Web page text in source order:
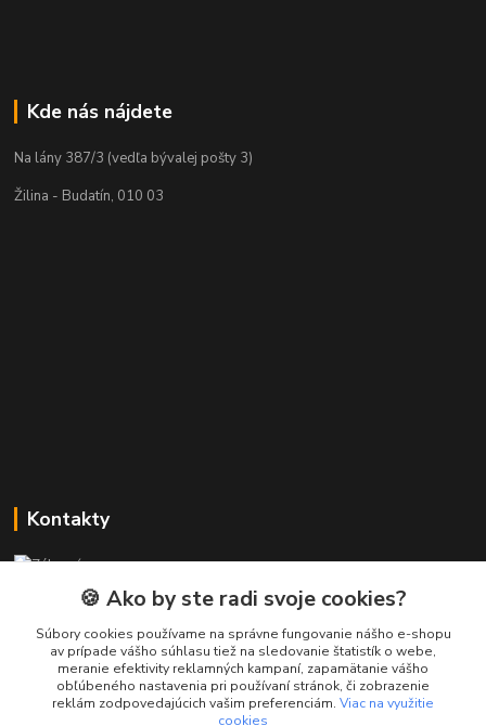
Kde nás nájdete
Na lány 387/3 (vedľa bývalej pošty 3)
Žilina - Budatín, 010 03
Kontakty
+421 911 010 560
Po-Pia, 13-17 hod.
info@presmartfon.sk
🍪 Ako by ste radi svoje cookies?
Súbory cookies používame na správne fungovanie nášho e-shopu
av prípade vášho súhlasu tiež na sledovanie štatistík o webe,
meranie efektivity reklamných kampaní, zapamätanie vášho
obľúbeného nastavenia pri používaní stránok, či zobrazenie
reklám zodpovedajúcich vašim preferenciám. Viac na využitie
cookies